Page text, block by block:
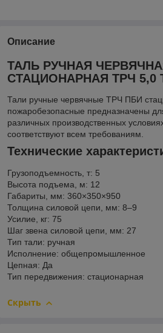
Описание
ТАЛЬ РУЧНАЯ
СТАЦИОНАРНАЯ ТРЧ 5,0
Тали ручные червячные ТРЧ ПБИ
пожаробезопасные предназначены
различных производственных
соответствуют всем требованиям.
Технические
Грузоподъемность, т: 5
Высота подъема, м: 12
Габариты, мм: 360×350×950
Толщина силовой цепи, мм: 8–9
Усилие, кг: 75
Шаг звена силовой цепи, мм: 27
Тип тали: ручная
Исполнение: общепромышленное
Цепная: Да
Тип передвижения: стационарная
Скрыть